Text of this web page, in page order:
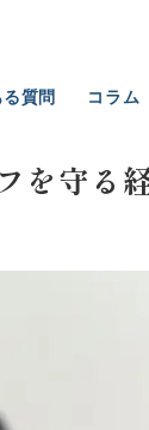
る質問 コラム
を守る